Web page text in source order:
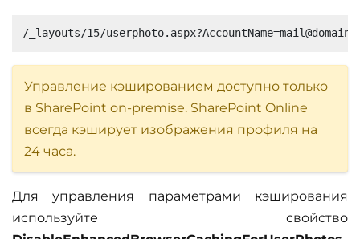
Управление кэшированием доступно только
в SharePoint on-premise. SharePoint Online
всегда кэширует изображения профиля на
24 часа.
Для управления параметрами кэширования
используйте свойство